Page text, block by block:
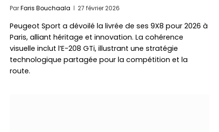
ParFaris Bouchaala 27 février 2026
Peugeot Sport a dévoilé la livrée de ses 9X8 pour 2026 à
Paris, alliant héritage et innovation. La cohérence
visuelle inclut l’E-208 GTi, illustrant une stratégie
technologique partagée pour la compétition et la
route.